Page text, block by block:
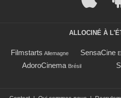
ALLOCINÉ À
Filmstarts Allemagne SensaCine
AdoroCinema Brésil